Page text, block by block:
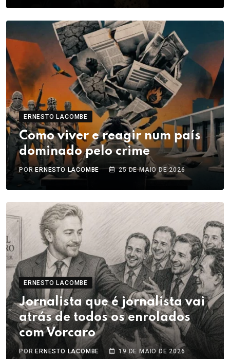
ERNESTO LACOMBE
Como viver e reagir num país
dominado pelo crime
POR ERNESTO LACOMBE 25 DE MAIO DE 2026
ERNESTO LACOMBE
Jornalista que é jornalista vai
atrás de todos os enrolados
com Vorcaro
PORERNESTO LACOMBE 19 DE MAIO DE 2026